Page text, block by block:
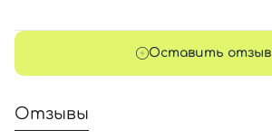
Оставить отзыв
Отзывы